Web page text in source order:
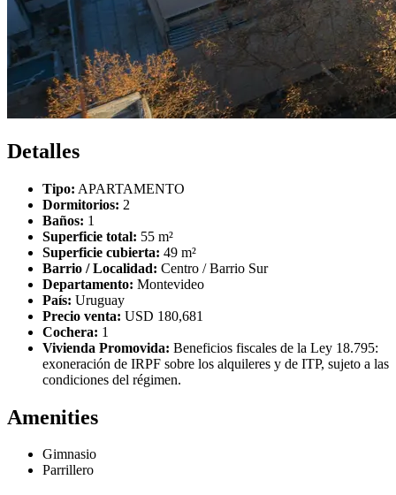
Detalles
Tipo: APARTAMENTO
Dormitorios: 2
Baños: 1
Superficie total: 55 m²
Superficie cubierta: 49 m²
Barrio / Localidad: Centro / Barrio Sur
Departamento: Montevideo
País: Uruguay
Precio venta: USD 180,681
Cochera: 1
Vivienda Promovida: Beneficios fiscales de la Ley 18.795:
exoneración de IRPF sobre los alquileres y de ITP, sujeto a las
condiciones del régimen.
Amenities
Gimnasio
Parrillero